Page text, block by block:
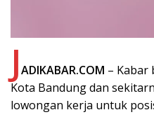
JADIKABAR.COM – Kabar
Kota Bandung dan
lowongan kerja untuk